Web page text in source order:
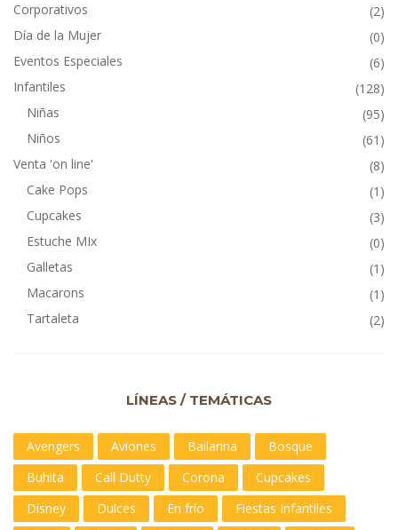
Corporativos
(2)
Día de la Mujer
(0)
Eventos Especiales
(6)
Infantiles
(128)
Niñas
(95)
Niños
(61)
Venta 'on line'
(8)
Cake Pops
(1)
Cupcakes
(3)
Estuche MIx
(0)
Galletas
(1)
Macarons
(1)
Tartaleta
(2)
LÍNEAS / TEMÁTICAS
Avengers Aviones Bailarina
Bosque
Buhita
Call Dutty Corona
Cupcakes
Disney
Dulces En frío
Fiestas Infantiles